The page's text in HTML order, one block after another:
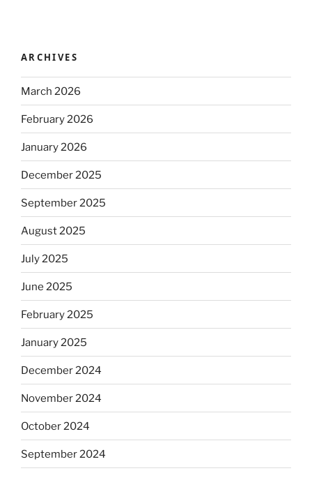
ARCHIVES
March 2026
February 2026
January 2026
December 2025
September 2025
August 2025
July 2025
June 2025
February 2025
January 2025
December 2024
November 2024
October 2024
September 2024